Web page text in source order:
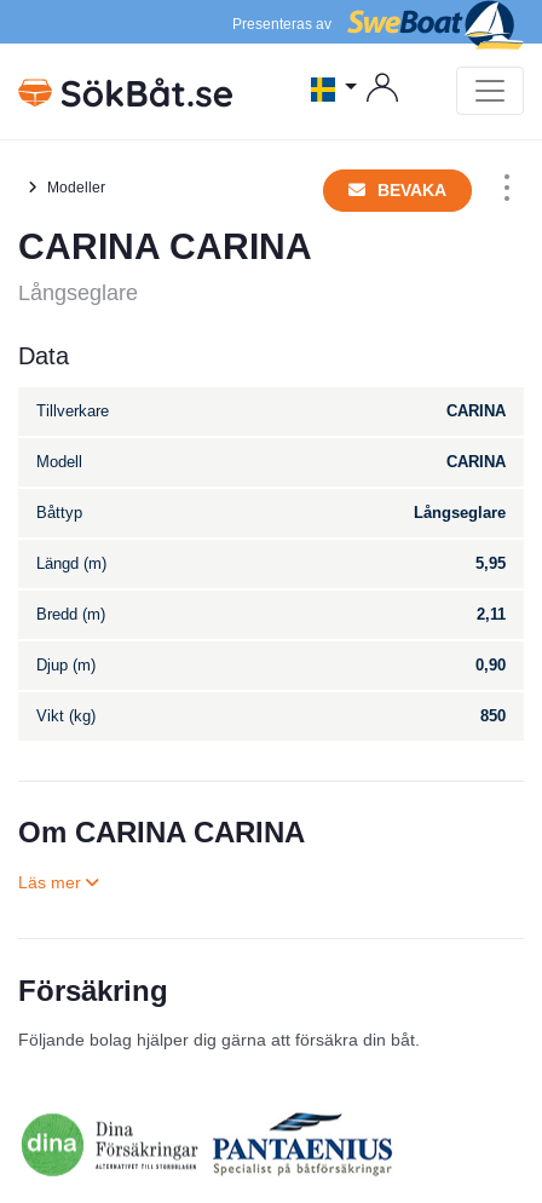
Presenteras av
Modeller BEVAKA
CARINA CARINA
Långseglare
Data
Tillverkare CARINA
Modell CARINA
Båttyp Långseglare
Längd (m) 5,95
Bredd (m) 2,11
Djup (m) 0,90
Vikt (kg) 850
Om CARINA CARINA
Försäkring
Följande bolag hjälper dig gärna att försäkra din båt.